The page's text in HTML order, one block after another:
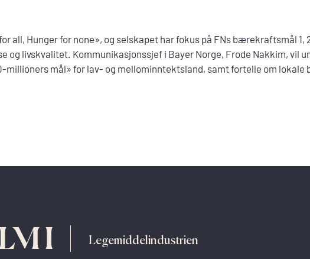
all, Hunger for none», og selskapet har fokus på FNs bærekraftsmål 1,
og livskvalitet. Kommunikasjonssjef i Bayer Norge, Frode Nakkim, vil
millioners mål» for lav- og mellominntektsland, samt fortelle om
Legemiddelindustrien